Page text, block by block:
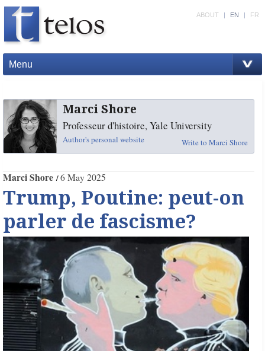
Menu
ABOUT | EN | FR
Marci Shore
Professeur d'histoire, Yale University
Author's personal website Write to Marci Shore
Marci Shore 6 May 2025
Trump, Poutine: peut-on
parler de fascisme?